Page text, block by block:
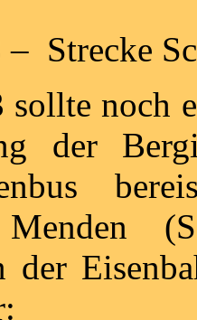
Strecke
sollte noch
der
der